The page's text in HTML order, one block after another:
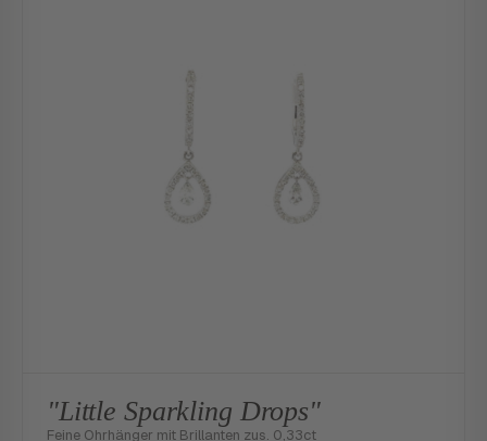
"Little Sparkling Drops"
Feine Ohrhänger mit Brillanten zus. 0,33ct